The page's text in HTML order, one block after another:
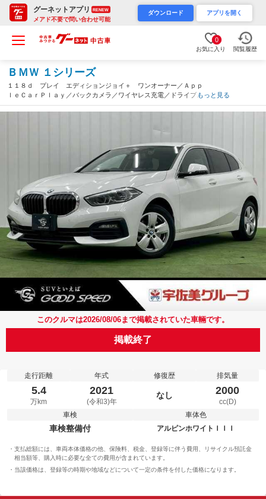
グーネットアプリ RENEW
メアド不要で問い合わせ可能
ダウンロード アプリを開く
0
お気に入り 閲覧履歴
ＢＭＷ １シリーズ
１１８ｄ プレイ エディションジョイ＋ ワンオーナー／Ａｐｐ
ｌｅＣａｒＰｌａｙ／バックカメラ／ワイヤレス充電／ドライブレ
コーダー／クリアランスソナー／アイドリングストップ／ステアリ
ングリモコン／シートメモリ／オートマチックハイビーム／（愛知
もっと見る
このクルマは2026/08/06まで掲載されていた車輛です。
掲載終了
走行距離
5.4
万km
年式
2021
(令和3)年
修復歴
なし
排気量
2000
cc(D)
車検
車検整備付
車体色
アルピンホワイトＩＩＩ
支払総額には、車両本体価格の他、保険料、税金、登録等に伴う費用、リサイクル預託金
相当額等、購入時に必要な全ての費用が含まれています。
当該価格は、登録等の時期や地域などについて一定の条件を付した価格になります。